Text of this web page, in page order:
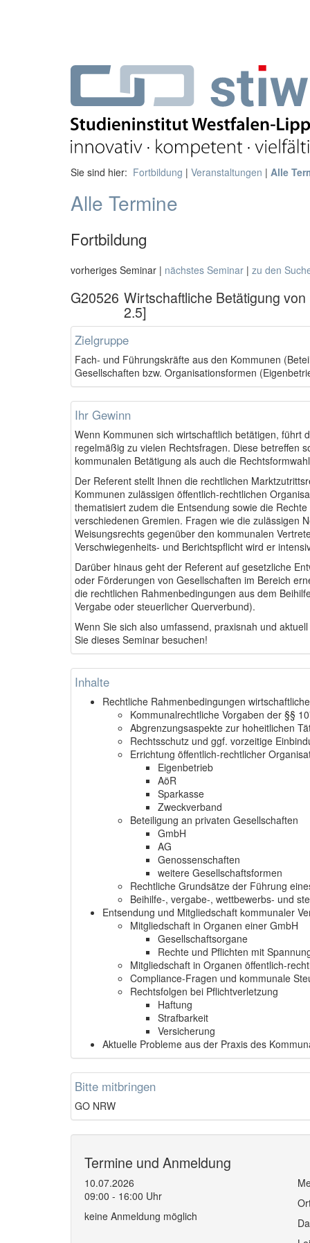
Sie sind hier: Fortbildung | Veranstaltungen | Alle
Alle Termine
Fortbildung
vorheriges Seminar | nächstes Seminar | zu den
G20526 Wirtschaftliche Betätigung
2.5]
Zielgruppe
Fach- und Führungskräfte aus den Kommunen
Gesellschaften bzw. Organisationsformen
Ihr Gewinn
Wenn Kommunen sich wirtschaftlich betätigen, führt
regelmäßig zu vielen Rechtsfragen. Diese betreffen
kommunalen Betätigung als auch die
Der Referent stellt Ihnen die rechtlichen
Kommunen zulässigen öffentlich-rechtlichen
thematisiert zudem die Entsendung sowie die
verschiedenen Gremien. Fragen wie die zulässigen
Weisungsrechts gegenüber den kommunalen
Verschwiegenheits- und Berichtspflicht wird er
Darüber hinaus geht der Referent auf gesetzliche
oder Förderungen von Gesellschaften im Bereich
die rechtlichen Rahmenbedingungen aus dem
Vergabe oder steuerlicher Querverbund).
Wenn Sie sich also umfassend, praxisnah und
Sie dieses Seminar besuchen!
Inhalte
Rechtliche Rahmenbedingungen
Kommunalrechtliche Vorgaben der §§
Abgrenzungsaspekte zur hoheitlichen
Rechtsschutz und ggf. vorzeitige
Errichtung öffentlich-rechtlicher
Eigenbetrieb
AöR
Sparkasse
Zweckverband
Beteiligung an privaten Gesellschaften
GmbH
AG
Genossenschaften
weitere Gesellschaftsformen
Rechtliche Grundsätze der Führung
Beihilfe-, vergabe-, wettbewerbs- und
Entsendung und Mitgliedschaft kommunaler
Mitgliedschaft in Organen einer GmbH
Gesellschaftsorgane
Rechte und Pflichten mit
Mitgliedschaft in Organen öffentlich-
Compliance-Fragen und kommunale
Rechtsfolgen bei Pflichtverletzung
Haftung
Strafbarkeit
Versicherung
Aktuelle Probleme aus der Praxis des
Bitte mitbringen
GO NRW
Termine und Anmeldung
10.07.2026
09:00 - 16:00 Uhr
keine Anmeldung möglich